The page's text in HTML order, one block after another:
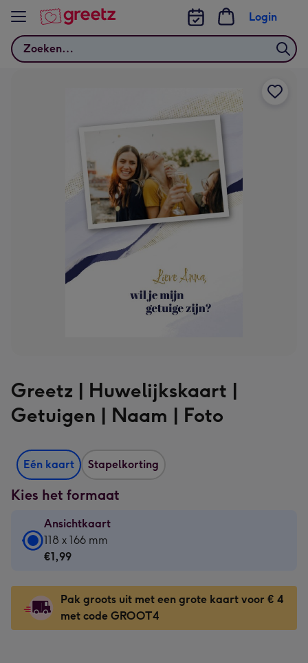
Bekijk meer
Zoeken
Login
Greetz | Huwelijkskaart |
Getuigen | Naam | Foto
Eén kaart Stapelkorting
Kies het formaat
Ansichtkaart
Ansichtkaart
-
-
118
x
118 x 166 mm
€1,99
Pak groots uit met een grote kaart voor € 4
met code GROOT4